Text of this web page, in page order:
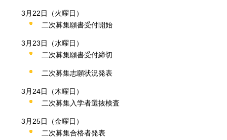
3月22日（火曜日）
二次募集願書受付開始
3月23日（水曜日）
二次募集願書受付締切
二次募集志願状況発表
3月24日（木曜日）
二次募集入学者選抜検査
3月25日（金曜日）
二次募集合格者発表